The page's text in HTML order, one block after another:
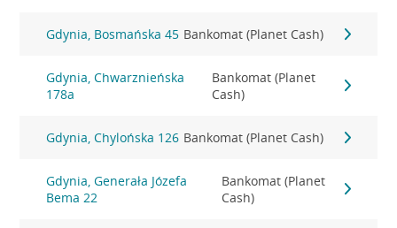
Gdynia, Bosmańska 45 Bankomat (Planet Cash)
Gdynia, Chwarznieńska
178a
Bankomat (Planet
Cash)
Gdynia, Chylońska 126 Bankomat (Planet Cash)
Gdynia, Generała Józefa
Bema 22
Bankomat (Planet
Cash)